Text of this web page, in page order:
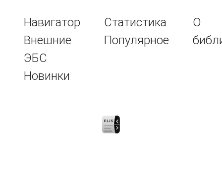
Навигатор
Внешние
ЭБС
Новинки
Статистика
Популярное
О